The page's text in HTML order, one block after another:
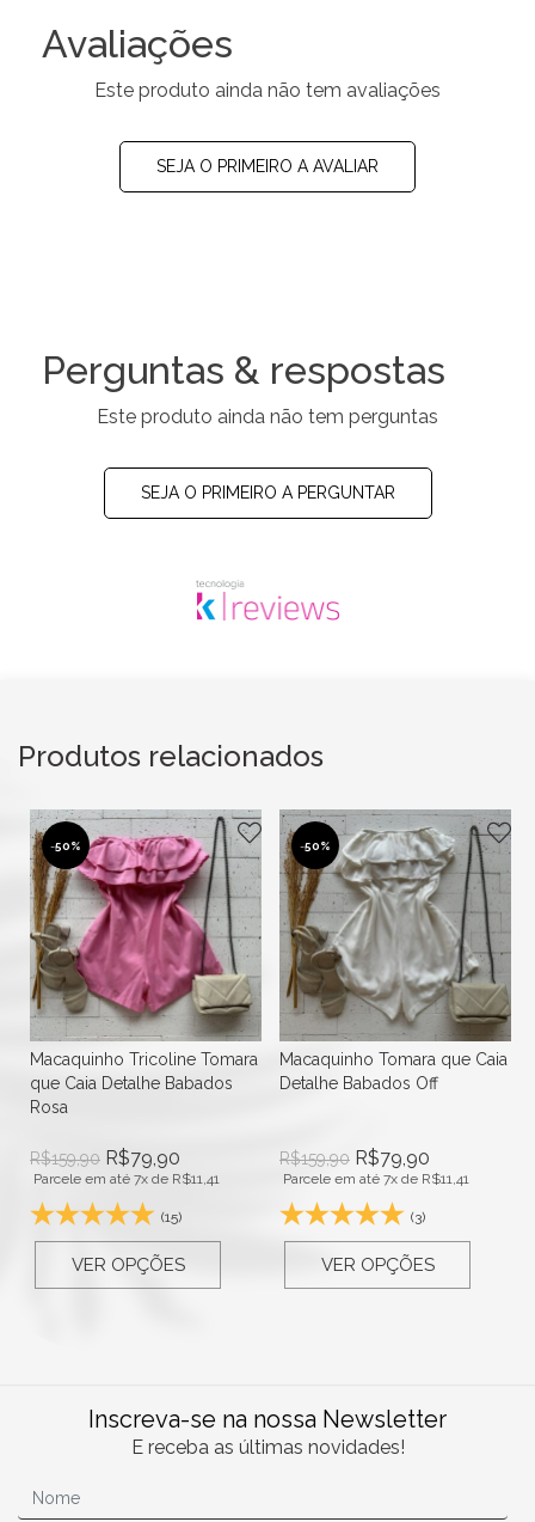
Avaliações
Este produto ainda não tem avaliações
SEJA O PRIMEIRO A AVALIAR
Perguntas & respostas
Este produto ainda não tem perguntas
SEJA O PRIMEIRO A PERGUNTAR
Produtos relacionados
-50%
Macaquinho Tricoline Tomara
que Caia Detalhe Babados
Rosa
R$159,90 R$79,90
Parcele em até 7x de R$11,41
(15)
VER OPÇÕES
-50%
Macaquinho Tomara que Caia
Detalhe Babados Off
R$159,90 R$79,90
Parcele em até 7x de R$11,41
(3)
VER OPÇÕES
Inscreva-se na nossa Newsletter
E receba as últimas novidades!